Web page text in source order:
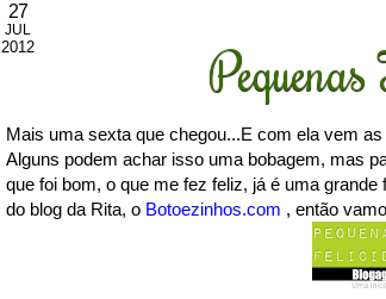
27
JUL
2012
Mais uma sexta que chegou...E com ela vem
Alguns podem achar isso uma bobagem, mas
que foi bom, o que me fez feliz, já é uma
do blog da Rita, o Botoezinhos.com , então